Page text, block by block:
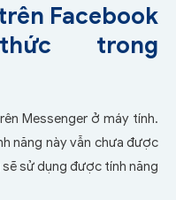
Facebook
trong
Messenger ở máy tính.
năng này vẫn chưa được
sử dụng được tính năng